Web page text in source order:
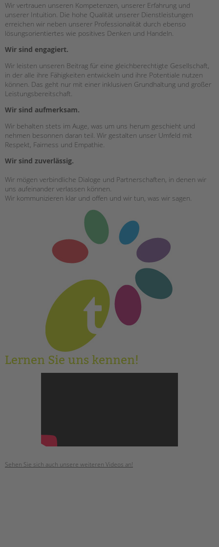
PRESSE
Magazin
KONTAKT
Impressum
Datenschutz
Hinweisgebersystem
Intranet
Wir vertrauen unseren Kompetenzen, unserer Erfahrung und
unserer Intuition. Die hohe Qualität unserer Dienstleistungen
erreichen wir neben unserer Professionalität durch ebenso
lösungsorientiertes wie positives Denken und Handeln.
Wir sind engagiert.
Wir leisten unseren Beitrag für eine gleichberechtigte Gesellschaft,
in der alle ihre Fähigkeiten entwickeln und ihre Potentiale nutzen
können. Das geht nur mit einer inklusiven Grundhaltung und großer
Leistungsbereitschaft.
Wir sind aufmerksam.
Wir behalten stets im Auge, was um uns herum geschieht und
nehmen besonnen daran teil. Wir gestalten unser Umfeld mit
Respekt, Fairness und Empathie.
Wir sind zuverlässig.
Wir mögen verbindliche Dialoge und Partnerschaften, in denen wir
uns aufeinander verlassen können.
Wir kommunizieren klar und offen und wir tun, was wir sagen.
Lernen Sie uns kennen!
Sehen Sie sich auch unsere weiteren Videos an!